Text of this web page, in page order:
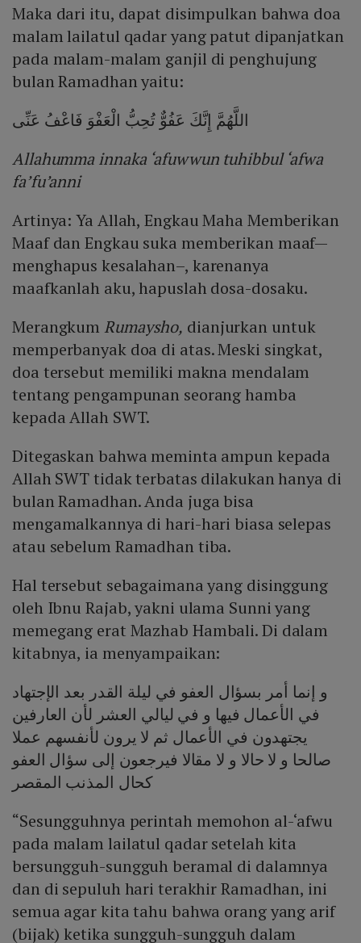
Maka dari itu, dapat disimpulkan bahwa doa
malam lailatul qadar yang patut dipanjatkan
pada malam-malam ganjil di penghujung
bulan Ramadhan yaitu:
اللَّهُمَّ إِنَّكَ عَفُوٌّ تُحِبُّ الْعَفْوَ فَاعْفُ عَنِّى
Allahumma innaka ‘afuwwun tuhibbul ‘afwa
fa’fu’anni
Artinya: Ya Allah, Engkau Maha Memberikan
Maaf dan Engkau suka memberikan maaf—
menghapus kesalahan–, karenanya
maafkanlah aku, hapuslah dosa-dosaku.
Merangkum Rumaysho, dianjurkan untuk
memperbanyak doa di atas. Meski singkat,
doa tersebut memiliki makna mendalam
tentang pengampunan seorang hamba
kepada Allah SWT.
Ditegaskan bahwa meminta ampun kepada
Allah SWT tidak terbatas dilakukan hanya di
bulan Ramadhan. Anda juga bisa
mengamalkannya di hari-hari biasa selepas
atau sebelum Ramadhan tiba.
Hal tersebut sebagaimana yang disinggung
oleh Ibnu Rajab, yakni ulama Sunni yang
memegang erat Mazhab Hambali. Di dalam
kitabnya, ia menyampaikan:
و إنما أمر بسؤال العفو في ليلة القدر بعد الإجتهاد
في الأعمال فيها و في ليالي العشر لأن العارفين
يجتهدون في الأعمال ثم لا يرون لأنفسهم عملا
صالحا و لا حالا و لا مقالا فيرجعون إلى سؤال العفو
كحال المذنب المقصر
“Sesungguhnya perintah memohon al-‘afwu
pada malam lailatul qadar setelah kita
bersungguh-sungguh beramal di dalamnya
dan di sepuluh hari terakhir Ramadhan, ini
semua agar kita tahu bahwa orang yang arif
(bijak) ketika sungguh-sungguh dalam